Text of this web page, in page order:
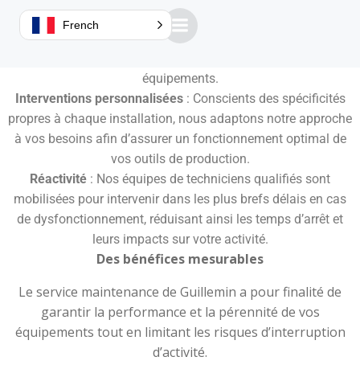
Maintenance préventive
: Nous proposons des contrats afin
d’identifier les défaillances potentielles, et d’éviter les arrêts
équipements.
Interventions personnalisées: Conscients des spécificités
propres à chaque installation, nous adaptons notre approche
à vos besoins afin d’assurer un fonctionnement optimal de
vos outils de production.
Réactivité : Nos équipes de techniciens qualifiés sont
mobilisées pour intervenir dans les plus brefs délais en cas
de dysfonctionnement, réduisant ainsi les temps d’arrêt et
leurs impacts sur votre activité.
Des bénéfices mesurables
Le service maintenance de Guillemin a pour finalité de
garantir la performance et la pérennité de vos
équipements tout en limitant les risques d’interruption
d’activité.
French